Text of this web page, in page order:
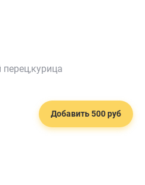
перец,курица
Добавить 500 руб